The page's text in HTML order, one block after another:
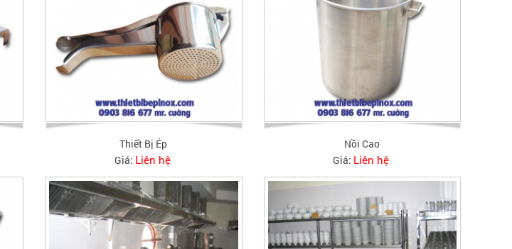
Thiết Bị Ép
Giá: Liên hệ
Nồi Cao
Giá: Liên hệ